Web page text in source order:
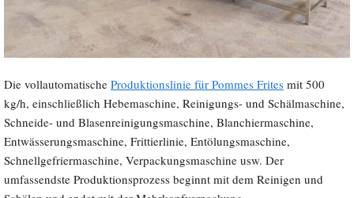
Die vollautomatische Produktionslinie für Pommes Frites mit 500
kg/h, einschließlich Hebemaschine, Reinigungs- und Schälmaschine,
Schneide- und Blasenreinigungsmaschine, Blanchiermaschine,
Entwässerungsmaschine, Frittierlinie, Entölungsmaschine,
Schnellgefriermaschine, Verpackungsmaschine usw. Der
umfassendste Produktionsprozess beginnt mit dem Reinigen und